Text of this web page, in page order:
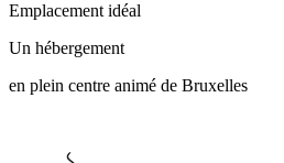
Emplacement idéal
Un hébergement
en plein centre animé de Bruxelles